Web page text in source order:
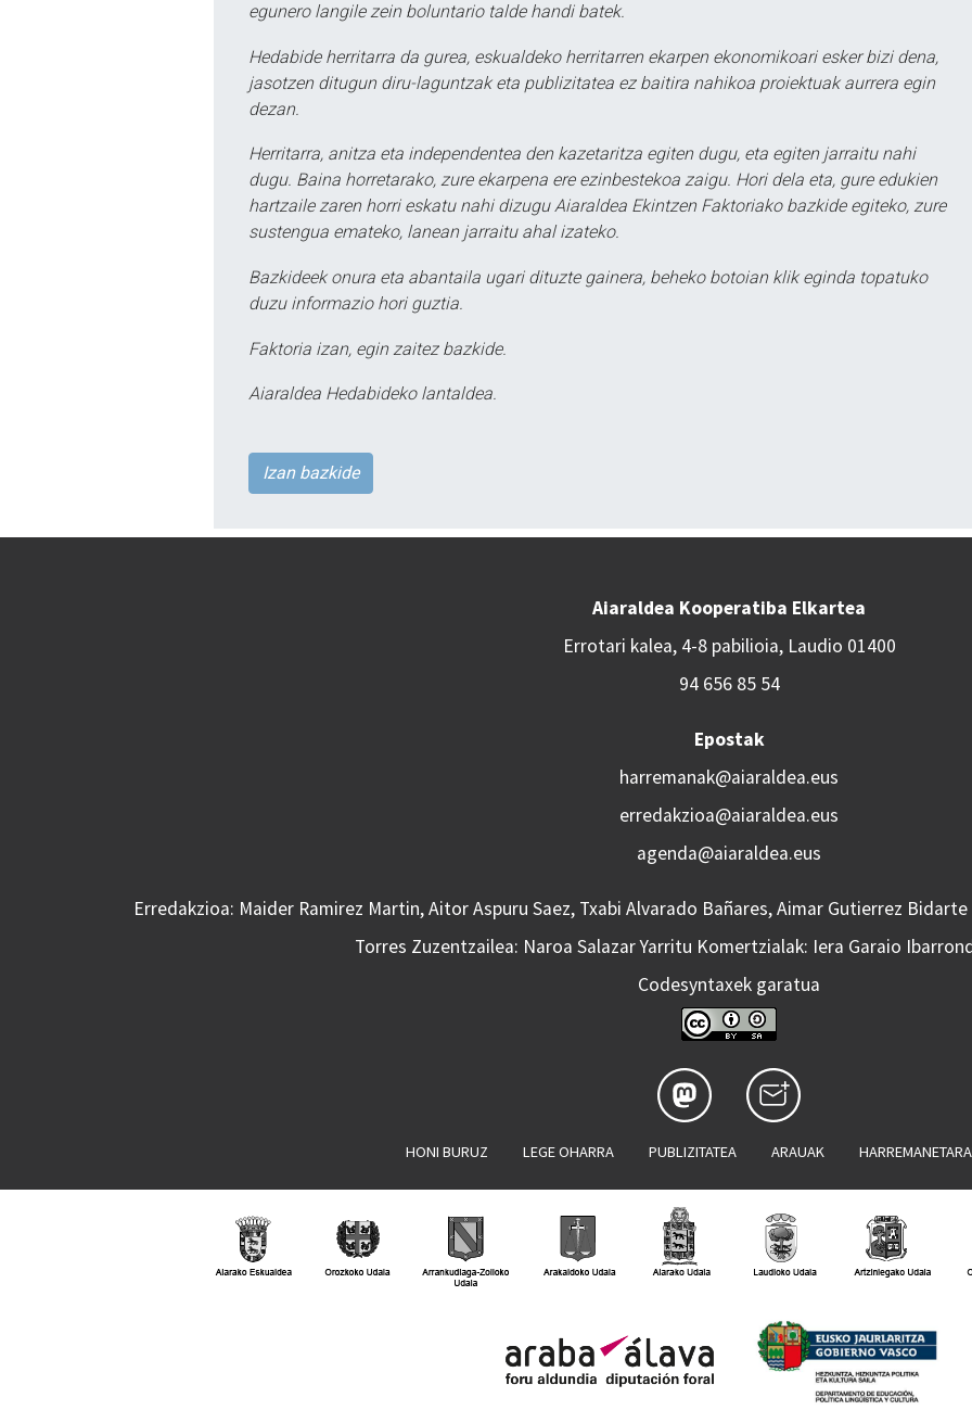
egunero langile zein boluntario talde handi batek.
Hedabide herritarra da gurea, eskualdeko herritarren ekarpen ekonomikoari esker bizi dena,
jasotzen ditugun diru-laguntzak eta publizitatea ez baitira nahikoa proiektuak aurrera egin
dezan.
Herritarra, anitza eta independentea den kazetaritza egiten dugu, eta egiten jarraitu nahi
dugu. Baina horretarako, zure ekarpena ere ezinbestekoa zaigu. Hori dela eta, gure edukien
hartzaile zaren horri eskatu nahi dizugu Aiaraldea Ekintzen Faktoriako bazkide egiteko, zure
sustengua emateko, lanean jarraitu ahal izateko.
Bazkideek onura eta abantaila ugari dituzte gainera, beheko botoian klik eginda topatuko
duzu informazio hori guztia.
Faktoria izan, egin zaitez bazkide.
Aiaraldea Hedabideko lantaldea.
Izan bazkide
Aiaraldea Kooperatiba Elkartea
Errotari kalea, 4-8 pabilioia, Laudio 01400
94 656 85 54
Epostak
harremanak@aiaraldea.eus
erredakzioa@aiaraldea.eus
agenda@aiaraldea.eus
Erredakzioa: Maider Ramirez Martin, Aitor Aspuru Saez, Txabi Alvarado Bañares, Aimar Gutierrez
Torres Zuzentzailea: Naroa Salazar Yarritu Komertzialak: Iera Garaio
Codesyntaxek garatua
HONI BURUZ LEGE OHARRA PUBLIZITATEA ARAUAK